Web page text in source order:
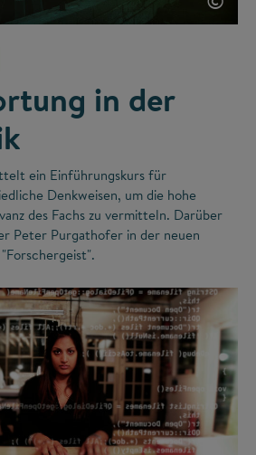
in der
ein Einführungskurs für
Denkweisen, um die hohe
des Fachs zu vermitteln. Darüber
Peter Purgathofer in der neuen